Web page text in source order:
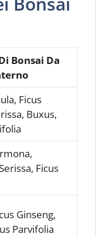
Bonsai Da
Ficus
Buxus,
Ficus
Ginseng,
Parvifolia